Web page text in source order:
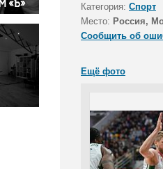
Категория: Спорт
Место: Россия,
Сообщить об
Ещё фото